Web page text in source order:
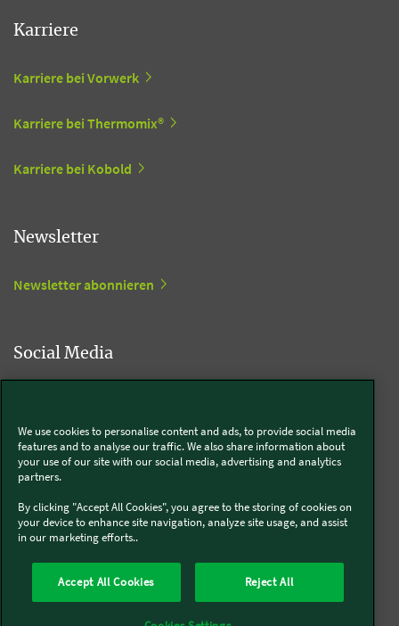
Karriere
Karriere bei Vorwerk
Karriere bei Thermomix®
Karriere bei Kobold
Newsletter
Newsletter abonnieren
Social Media
Thermomix®
Presse Batterie- und Altgeräteentsorgung
We use cookies to personalise content and ads, to provide social media
features and to analyse our traffic. We also share information about
your use of our site with our social media, advertising and analytics
partners.
By clicking "Accept All Cookies", you agree to the storing of cookies on
your device to enhance site navigation, analyze site usage, and assist
in our marketing efforts..
Accept All Cookies Reject All